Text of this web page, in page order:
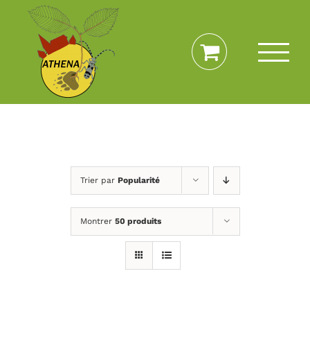
Passer
contenu
Trier par Popularité
Montrer 50 produits